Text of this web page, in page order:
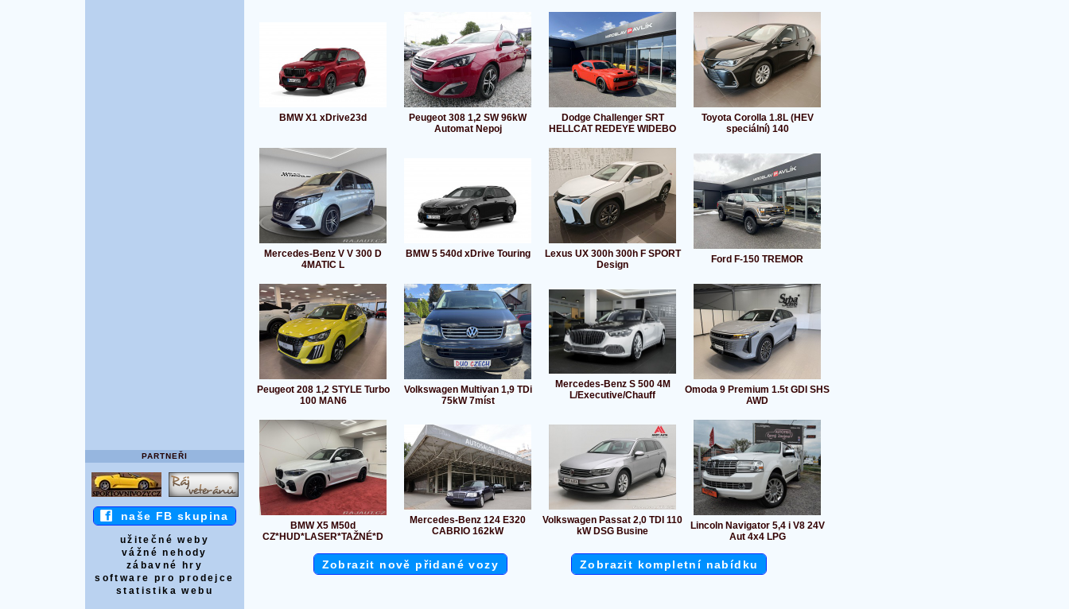
PARTNEŘI
naše FB skupina
užitečné weby
vážné nehody
zábavné hry
software pro prodejce
statistika webu
BMW X1 xDrive23d
Peugeot 308 1,2 SW 96kW
Automat Nepoj
Dodge Challenger SRT
HELLCAT REDEYE WIDEBO
Toyota Corolla 1.8L (HEV
speciální) 140
Mercedes-Benz V V 300 D
4MATIC L
BMW 5 540d xDrive Touring
Lexus UX 300h 300h F SPORT
Design
Ford F-150 TREMOR
Peugeot 208 1,2 STYLE Turbo
100 MAN6
Volkswagen Multivan 1,9 TDi
75kW 7míst
Mercedes-Benz S 500 4M
L/Executive/Chauff
Omoda 9 Premium 1.5t GDI SHS
AWD
BMW X5 M50d
CZ*HUD*LASER*TAŽNÉ*D
Mercedes-Benz 124 E320
CABRIO 162kW
Volkswagen Passat 2,0 TDI 110
kW DSG Busine
Lincoln Navigator 5,4 i V8 24V
Aut 4x4 LPG
Zobrazit nově přidané vozy Zobrazit kompletní nabídku